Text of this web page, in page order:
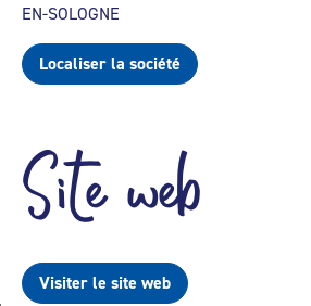
EN-SOLOGNE
Localiser la société
Site web
Visiter le site web